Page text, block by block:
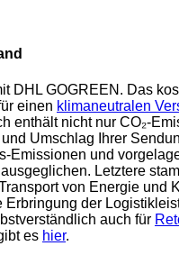
DHL GOGREEN. Das
einen klimaneutralen
enthält nicht nur CO₂-
Umschlag Ihrer
Emissionen und
Letztere
von Energie und
Erbringung der
auch für
es hier.